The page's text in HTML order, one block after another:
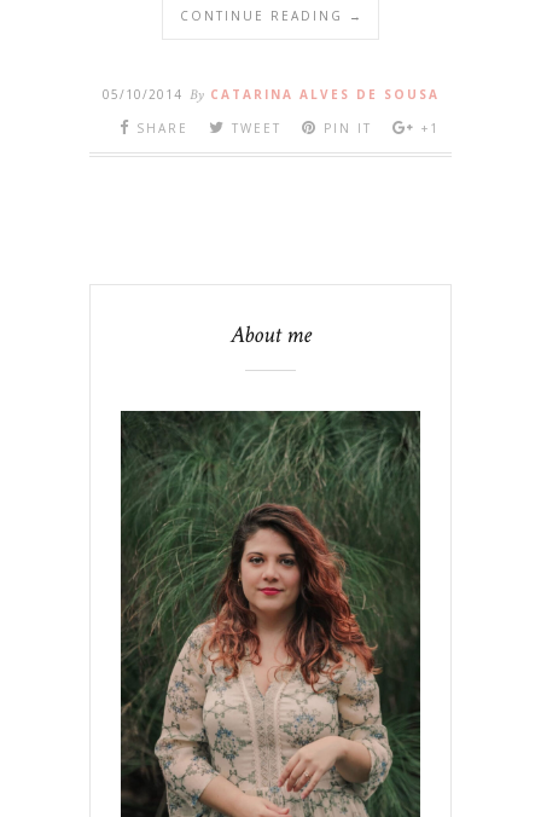
CONTINUE READING →
05/10/2014 By CATARINA ALVES DE SOUSA
SHARE
TWEET PIN IT +1
About me